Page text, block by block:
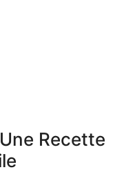
Recette